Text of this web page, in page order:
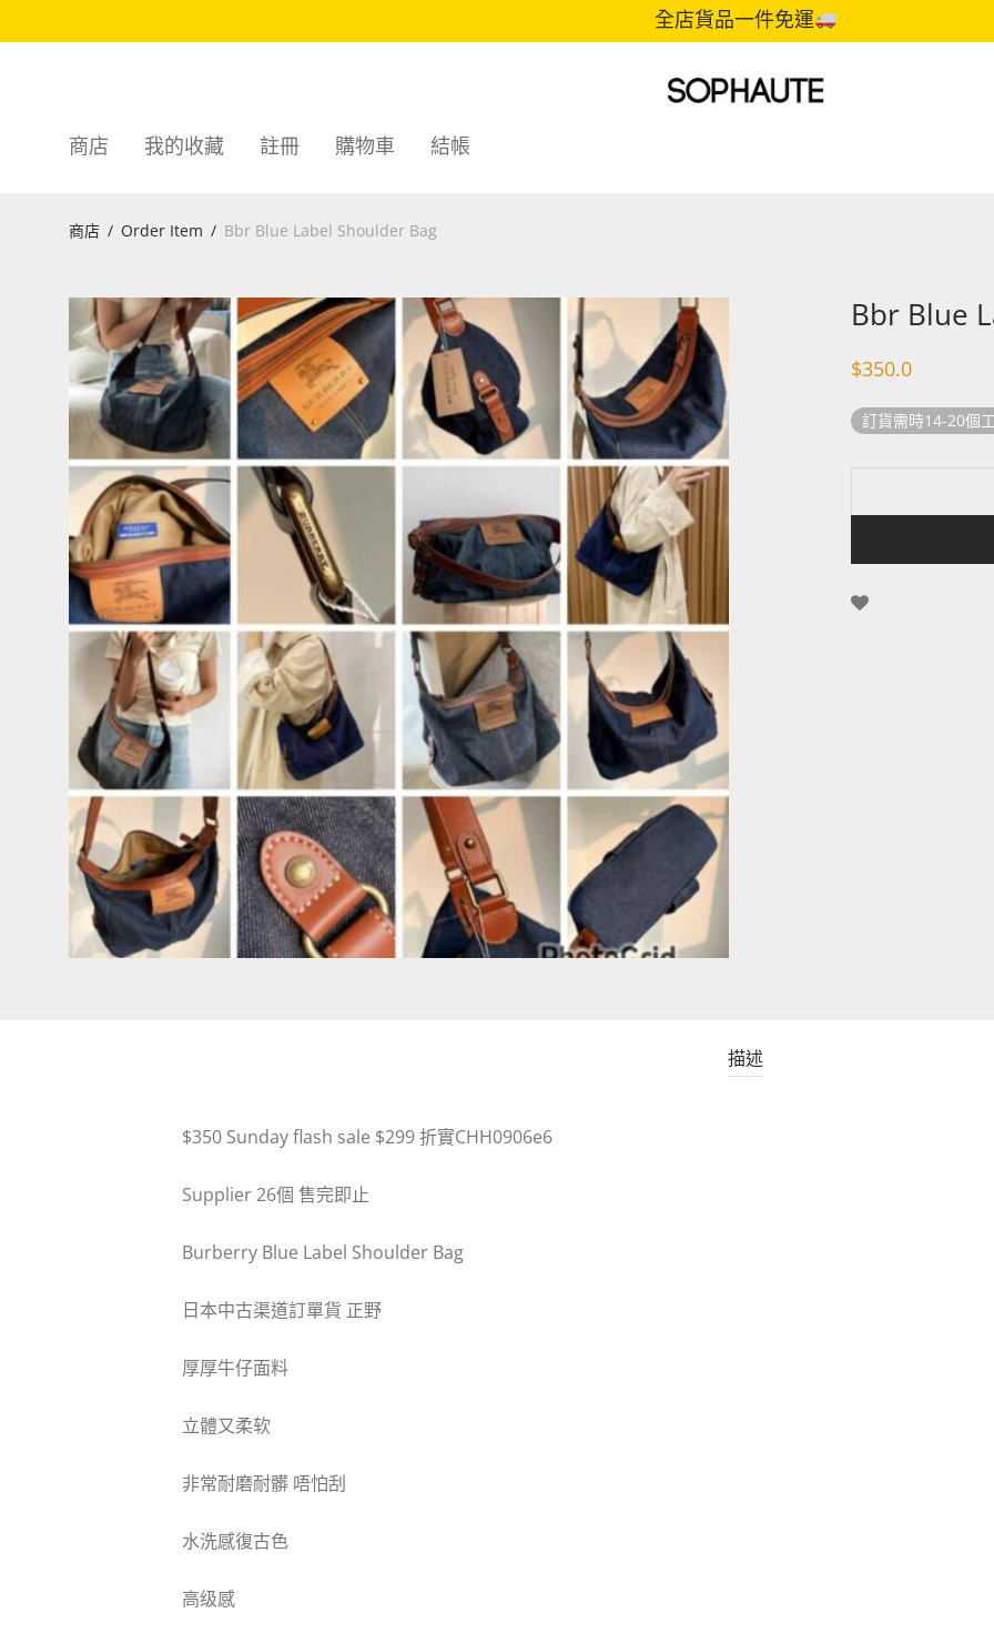
全店貨品一件免運
商店 我的收藏 註冊 購物車 結帳
商店 / Order Item / Bbr Blue Label Shoulder Bag
Bbr Blue
$350.0
訂貨需時14-20個
描述
$350 Sunday flash sale $299 折實CHH0906e6
Supplier 26個 售完即止
Burberry Blue Label Shoulder Bag
日本中古渠道訂單貨 正野
厚厚牛仔面料
立體又柔软
非常耐磨耐髒 唔怕刮
水洗感復古色
高级感